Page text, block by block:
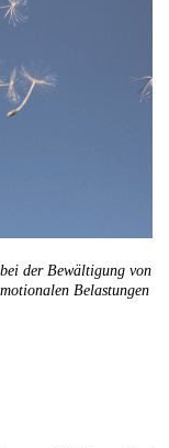
der Bewältigung von
Belastungen